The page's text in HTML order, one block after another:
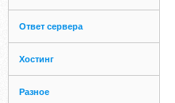
Ответ сервера
Хостинг
Разное